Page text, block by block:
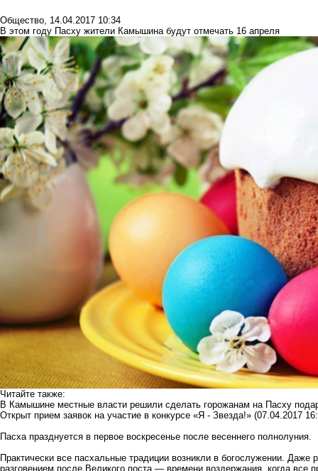
Общество, 14.04.2017 10:34
В этом году Пасху жители Камышина будут отмечать 16 апреля
Читайте также:
В Камышине местные власти решили сделать горожанам на Пасху
Открыт прием заявок на участие в конкурсе «Я - Звезда!» (07.04.2017
Пасха празднуется в первое воскресенье после весеннего полнолуния.
Практически все пасхальные традиции возникли в богослужении. Даже
разговением после Великого поста — времени воздержания, когда все